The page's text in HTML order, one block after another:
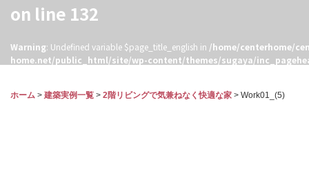
on line 132
Warning: Undefined variable $page_title_english in /home/centerhome/
home.net/public_html/site/wp-content/themes/sugaya/
ホーム > 建築実例一覧 > 2階リビングで気兼ねなく快適な家 > Work01_(5)